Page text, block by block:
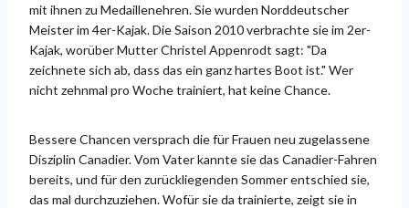
mit ihnen zu Medaillenehren. Sie wurden Norddeutscher
Meister im 4er-Kajak. Die Saison 2010 verbrachte sie im 2er-
Kajak, worüber Mutter Christel Appenrodt sagt: "Da
zeichnete sich ab, dass das ein ganz hartes Boot ist." Wer
nicht zehnmal pro Woche trainiert, hat keine Chance.
Bessere Chancen versprach die für Frauen neu zugelassene
Disziplin Canadier. Vom Vater kannte sie das Canadier-Fahren
bereits, und für den zurückliegenden Sommer entschied sie,
das mal durchzuziehen. Wofür sie da trainierte, zeigt sie in